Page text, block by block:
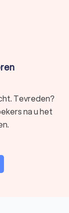
Tevreden?
na u het